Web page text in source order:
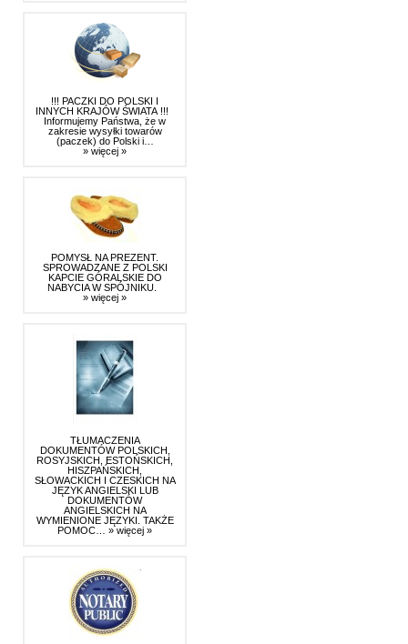
!!! PACZKI DO POLSKI I
INNYCH KRAJÓW ŚWIATA !!!
Informujemy Państwa, że w
zakresie wysyłki towarów
(paczek) do Polski i…
» więcej »
POMYSŁ NA PREZENT.
SPROWADZANE Z POLSKI
KAPCIE GÓRALSKIE DO
NABYCIA W SPÓJNIKU.
» więcej »
TŁUMACZENIA
DOKUMENTÓW POLSKICH,
ROSYJSKICH, ESTOŃSKICH,
HISZPAŃSKICH,
SŁOWACKICH I CZESKICH NA
JĘZYK ANGIELSKI LUB
DOKUMENTÓW
ANGIELSKICH NA
WYMIENIONE JĘZYKI. TAKŻE
POMOC… » więcej »